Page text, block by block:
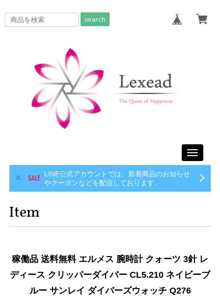
search
Toggle
LINE公式アカウントでは、新着商品のお知らせ
やクーポンなどを配信しております。
Item
稼働品 送料無料 エルメス 腕時計 クォーツ 3針 レ
ディース クリッパーダイバー CL5.210 ネイビーブ
ルー サンレイ ダイバーズウォッチ Q276